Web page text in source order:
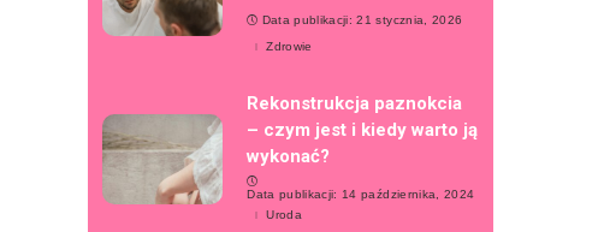
Data publikacji: 21 stycznia, 2026
Zdrowie
Rekonstrukcja paznokcia
– czym jest i kiedy warto ją
wykonać?
Data publikacji: 14 października, 2024
Uroda